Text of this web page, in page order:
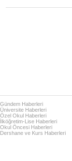
Gündem Haberleri
Üniversite Haberleri
Özel Okul Haberleri
İlköğretim-Lise Haberleri
Okul Öncesi Haberleri
Dershane ve Kurs Haberleri